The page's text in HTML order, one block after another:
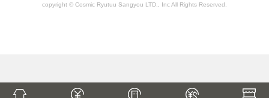
copyright © Cosmic Ryutuu Sangyou LTD., Inc All Rights Reserved.